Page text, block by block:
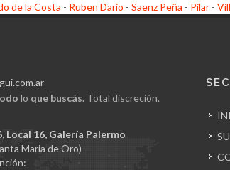
de la Costa - Ruben Dario - Saenz Peña - Pilar -
lo que buscás. Total discreción.
Local 16, Galería Palermo
Maria de Oro)